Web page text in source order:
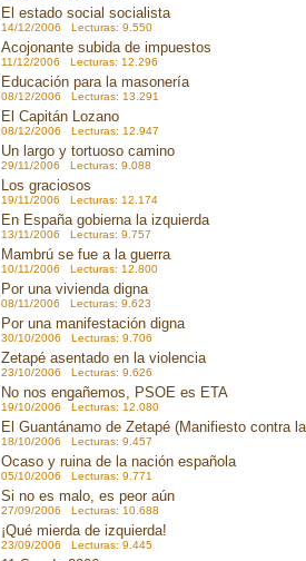
El estado social socialista
14/12/2006 Lecturas: 9.550
Acojonante subida de impuestos
11/12/2006 Lecturas: 12.296
Educación para la masonería
08/12/2006 Lecturas: 13.291
El Capitán Lozano
08/12/2006 Lecturas: 12.947
Un largo y tortuoso camino
29/11/2006 Lecturas: 9.088
Los graciosos
19/11/2006 Lecturas: 12.174
En España gobierna la izquierda
13/11/2006 Lecturas: 9.757
Mambrú se fue a la guerra
10/11/2006 Lecturas: 12.800
Por una vivienda digna
08/11/2006 Lecturas: 9.623
Por una manifestación digna
30/10/2006 Lecturas: 9.706
Zetapé asentado en la violencia
23/10/2006 Lecturas: 9.626
No nos engañemos, PSOE es ETA
19/10/2006 Lecturas: 12.080
El Guantánamo de Zetapé (Manifiesto contra
18/10/2006 Lecturas: 9.457
Ocaso y ruina de la nación española
05/10/2006 Lecturas: 9.771
Si no es malo, es peor aún
27/09/2006 Lecturas: 10.688
¡Qué mierda de izquierda!
23/09/2006 Lecturas: 9.445